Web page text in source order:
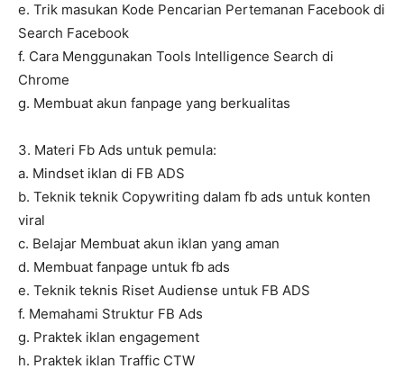
e. Trik masukan Kode Pencarian Pertemanan Facebook di
Search Facebook
f. Cara Menggunakan Tools Intelligence Search di
Chrome
g. Membuat akun fanpage yang berkualitas
3. Materi Fb Ads untuk pemula:
a. Mindset iklan di FB ADS
b. Teknik teknik Copywriting dalam fb ads untuk konten
viral
c. Belajar Membuat akun iklan yang aman
d. Membuat fanpage untuk fb ads
e. Teknik teknis Riset Audiense untuk FB ADS
f. Memahami Struktur FB Ads
g. Praktek iklan engagement
h. Praktek iklan Traffic CTW